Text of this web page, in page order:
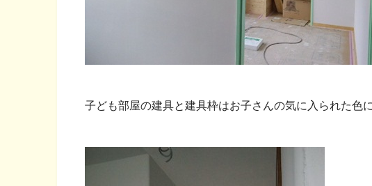
子ども部屋の建具と建具枠はお子さんの気に入られた色